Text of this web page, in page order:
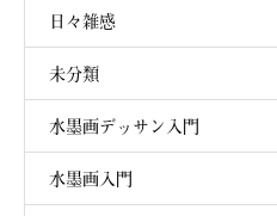
日々雑感
未分類
水墨画デッサン入門
水墨画入門